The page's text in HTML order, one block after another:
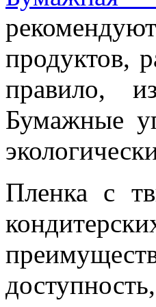
продуктов,
правило,
Бумажные
Пленка с